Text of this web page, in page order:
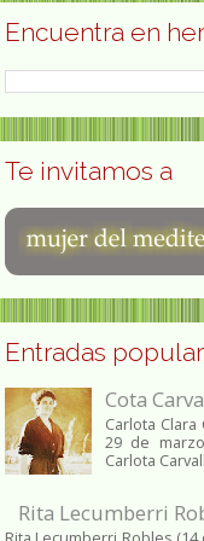
Encuentra en
Te invitamos a
Entradas
Cota
Carlota
29 de
Carlota
Rita Lecumberri